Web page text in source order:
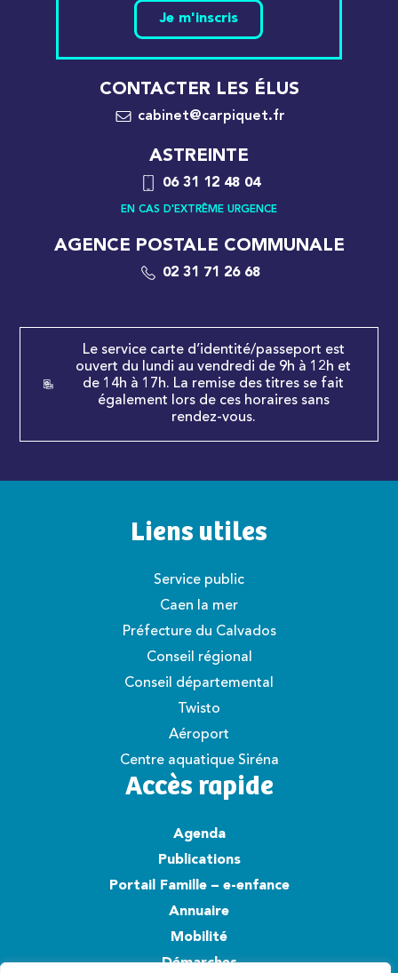
Je m'inscris
CONTACTER LES ÉLUS
cabinet@carpiquet.fr
ASTREINTE
06 31 12 48 04
EN CAS D'EXTRÊME URGENCE
AGENCE POSTALE COMMUNALE
02 31 71 26 68
Le service carte d’identité/passeport est
ouvert du lundi au vendredi de 9h à 12h et
de 14h à 17h. La remise des titres se fait
également lors de ces horaires sans
rendez-vous.
Liens utiles
Service public
Caen la mer
Préfecture du Calvados
Conseil régional
Conseil départemental
Twisto
Aéroport
Centre aquatique Siréna
Accès rapide
Agenda
Publications
Portail Famille – e-enfance
Annuaire
Mobilité
Démarches